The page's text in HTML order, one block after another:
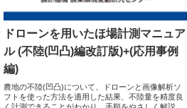
ドローンを用いたほ場計測マニュア
ル (不陸(凹凸)編改訂版)+(応用事例
編)
農地の不陸(凹凸)について、ドローンと画像解析ソ
フトを使った方法を適用した結果、不陸量を精度良